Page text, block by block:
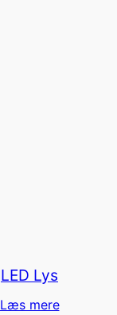
LED Lys
Læs mere